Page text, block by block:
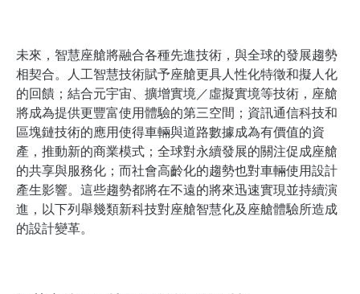
未來，智慧座艙將融合各種先進技術，與全球的發展趨勢
相契合。人工智慧技術賦予座艙更具人性化特徵和擬人化
的回饋；結合元宇宙、擴增實境／虛擬實境等技術，座艙
將成為提供更豐富使用體驗的第三空間；資訊通信科技和
區塊鏈技術的應用使得車輛與道路數據成為有價值的資
產，推動新的商業模式；全球對永續發展的關注促成座艙
的共享與服務化；而社會高齡化的趨勢也對車輛使用設計
產生影響。這些趨勢都將在不遠的將來迅速實現並持續演
進，以下列舉幾類新科技對座艙智慧化及座艙體驗所造成
的設計變革。